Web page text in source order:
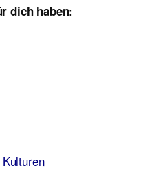
dich haben: